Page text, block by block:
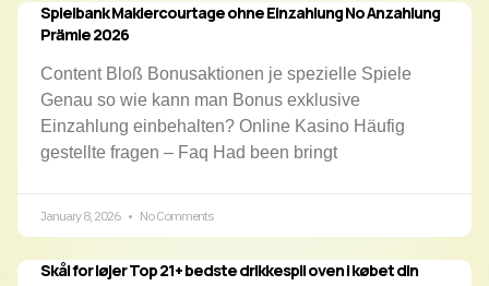
Spielbank Maklercourtage ohne Einzahlung No Anzahlung
Prämie 2026
Content Bloß Bonusaktionen je spezielle Spiele
Genau so wie kann man Bonus exklusive
Einzahlung einbehalten? Online Kasino Häufig
gestellte fragen – Faq Had been bringt
January 8, 2026 No Comments
Skål for løjer Top 21+ bedste drikkespil oven i købet din